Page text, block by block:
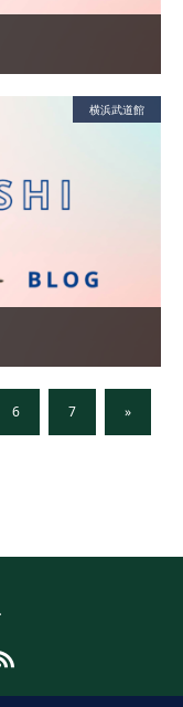
横浜武道館
6 7 »